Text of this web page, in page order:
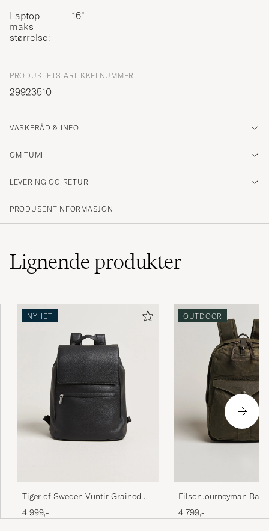
Laptop
maks
størrelse:
16”
PRODUKTETS ARTIKKELNUMMER
29923510
VASKERÅD & INFO
OM TUMI
LEVERING OG RETUR
PRODUSENTINFORMASJON
Lignendeprodukter
NYHET
Tiger of Sweden Vuntir Grained
Leather Backpack Black
4 999,-
OUTDOOR
FilsonJourneyman
Green
4 799,-